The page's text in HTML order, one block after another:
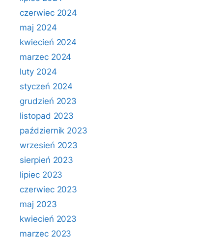
czerwiec 2024
maj 2024
kwiecień 2024
marzec 2024
luty 2024
styczeń 2024
grudzień 2023
listopad 2023
październik 2023
wrzesień 2023
sierpień 2023
lipiec 2023
czerwiec 2023
maj 2023
kwiecień 2023
marzec 2023